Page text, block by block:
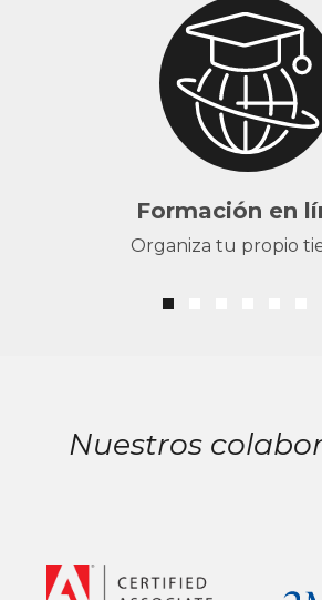
Formación en
Organiza tu propio
Nuestros